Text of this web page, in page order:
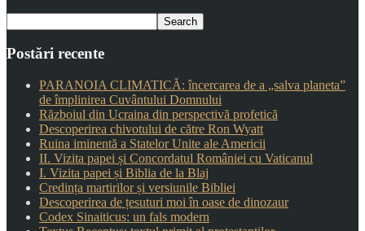
Postări recente
PARANOIA CLIMATICĂ: încercarea de a „salva planeta”
de împlinirea Cuvântului Domnului
Războiul din Ucraina din perspectivă profetică
Descoperirea chivotului de către Ron Wyatt
Ruina iminentă a Statelor Unite ale Americii
II. Vizita papei și Concordatul României cu Vaticanul
I. Vizita papei și Biblia de la Blaj
Credința martirilor și versiunile Bibliei
Descoperirea de țesuturi moi în oase de dinozaur
Codex Sinaiticus: un fals modern